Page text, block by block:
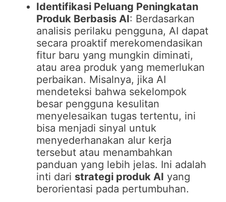
Identifikasi Peluang Peningkatan
Produk Berbasis AI: Berdasarkan
analisis perilaku pengguna, AI dapat
secara proaktif merekomendasikan
fitur baru yang mungkin diminati,
atau area produk yang memerlukan
perbaikan. Misalnya, jika AI
mendeteksi bahwa sekelompok
besar pengguna kesulitan
menyelesaikan tugas tertentu, ini
bisa menjadi sinyal untuk
menyederhanakan alur kerja
tersebut atau menambahkan
panduan yang lebih jelas. Ini adalah
inti dari strategi produk AI yang
berorientasi pada pertumbuhan.